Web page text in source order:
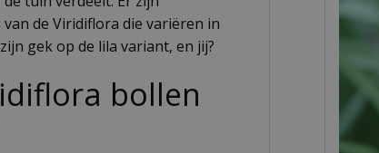
de Viridiflora die variëren in
gek op de lila variant, en jij?
bollen